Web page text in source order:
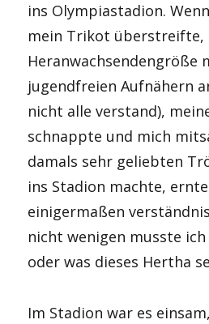
ins Olympiastadion.
mein Trikot überstreifte,
Heranwachsendengröße
jugendfreien Aufnähern
nicht alle verstand),
schnappte und mich
damals sehr geliebten
ins Stadion machte,
einigermaßen
nicht wenigen musste
oder was dieses Hertha
Im Stadion war es